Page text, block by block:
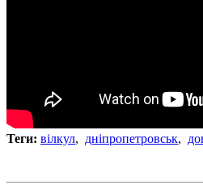
Теги: вілкул, дніпропетровськ,